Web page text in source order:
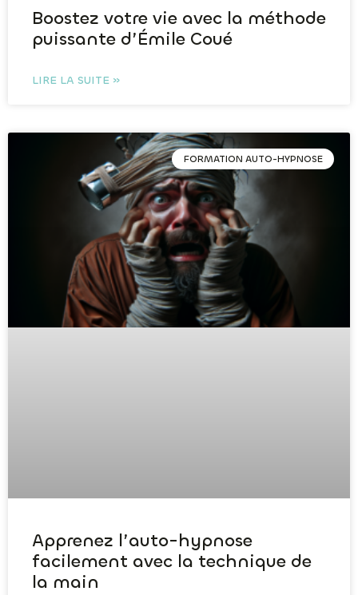
Boostez votre vie avec la méthode
puissante d’Émile Coué
LIRE LA SUITE »
FORMATION AUTO-HYPNOSE
Apprenez l’auto-hypnose
facilement avec la technique de
la main